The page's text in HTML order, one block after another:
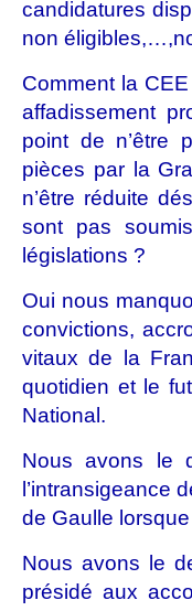
candidatures
non
Comment la
affadissement
point de n’être
pièces par la
n’être réduite
sont pas
législations ?
Oui nous
convictions,
vitaux de la
quotidien et le
National.
Nous avons le
l’intransigeance
de Gaulle
Nous avons le
présidé aux